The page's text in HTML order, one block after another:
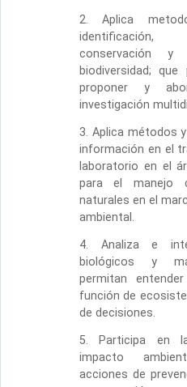
2. Aplica
identificación,
conservación
biodiversidad; que
proponer y
investigación
3. Aplica métodos
información en el
laboratorio en el
para el manejo
naturales en el
ambiental.
4. Analiza e
biológicos y
permitan
función de
de decisiones.
5. Participa en
impacto
acciones de